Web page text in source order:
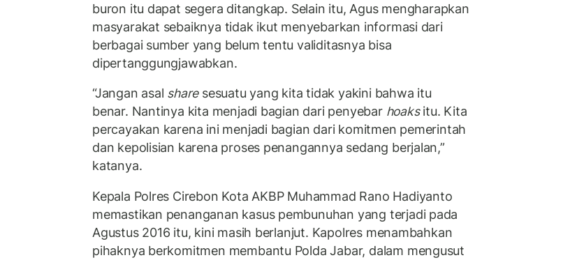
buron itu dapat segera ditangkap. Selain itu, Agus mengharapkan
masyarakat sebaiknya tidak ikut menyebarkan informasi dari
berbagai sumber yang belum tentu validitasnya bisa
dipertanggungjawabkan.
“Jangan asal sharesesuatu yang kita tidak yakini bahwa itu
benar. Nantinya kita menjadi bagian dari penyebar hoaksitu. Kita
percayakan karena ini menjadi bagian dari komitmen pemerintah
dan kepolisian karena proses penangannya sedang berjalan,”
katanya.
Kepala Polres Cirebon Kota AKBP Muhammad Rano Hadiyanto
memastikan penanganan kasus pembunuhan yang terjadi pada
Agustus 2016 itu, kini masih berlanjut. Kapolres menambahkan
pihaknya berkomitmen membantu Polda Jabar, dalam mengusut